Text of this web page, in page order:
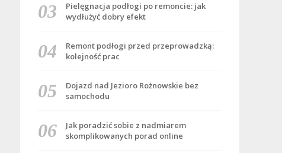
Pielęgnacja podłogi po remoncie: jak
wydłużyć dobry efekt
Remont podłogi przed przeprowadzką:
kolejność prac
Dojazd nad Jezioro Rożnowskie bez
samochodu
Jak poradzić sobie z nadmiarem
skomplikowanych porad online